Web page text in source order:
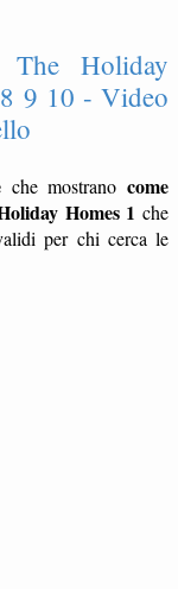
The Holiday
9 10 - Video
che mostranocome
Homes 1 che
per chi cerca le